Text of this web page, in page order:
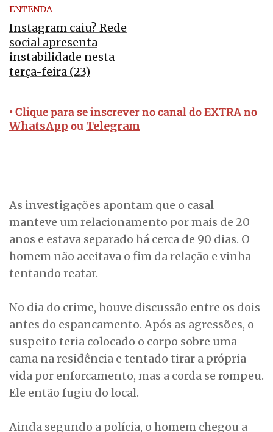
ENTENDA
Instagram caiu? Rede
social apresenta
instabilidade nesta
terça-feira (23)
• Clique para se inscrever no canal do EXTRA no
WhatsApp ou Telegram
As investigações apontam que o casal
manteve um relacionamento por mais de 20
anos e estava separado há cerca de 90 dias. O
homem não aceitava o fim da relação e vinha
tentando reatar.
No dia do crime, houve discussão entre os dois
antes do espancamento. Após as agressões, o
suspeito teria colocado o corpo sobre uma
cama na residência e tentado tirar a própria
vida por enforcamento, mas a corda se rompeu.
Ele então fugiu do local.
Ainda segundo a polícia, o homem chegou a